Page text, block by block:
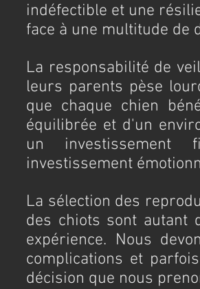
indéfectible et une
face à une multitude de
La responsabilité de
leurs parents pèse
que chaque chien
équilibrée et d'un
un investissement
investissement
La sélection des
des chiots sont autant
expérience. Nous
complications et
décision que nous